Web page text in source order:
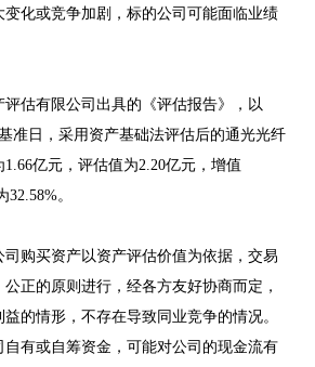
化或竞争加剧，标的公司可能面临业绩
评估有限公司出具的《评估报告》，以
准日，采用资产基础法评估后的通光光纤
亿元，评估值为2.20亿元，增值
。
购买资产以资产评估价值为依据，交易
正的原则进行，经各方友好协商而定，
的情形，不存在导致同业竞争的情况。
有或自筹资金，可能对公司的现金流有